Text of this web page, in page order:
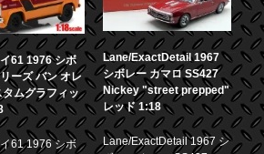
61 1976 シボ
ーズ バン オレ
タムグラフィッ
61 1976 シボ
Lane/ExactDetail 1967
シボレー カマロ SS427
Nickey "street prepped"
レッド 1:18
Lane/ExactDetail 1967 シ